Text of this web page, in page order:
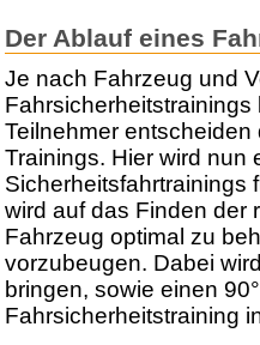
Der Ablauf eines
Je nach Fahrzeug und
Teilnehmer
Trainings. Hier wird nun
Sicherheitsfahrtrainings
wird auf das Finden der
Fahrzeug optimal zu
vorzubeugen. Dabei
bringen, sowie einen
Fahrsicherheitstraining